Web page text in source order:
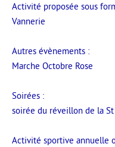
Activité proposée sous
Vannerie
Autres évènements :
Marche Octobre Rose
Soirées :
soirée du réveillon de la
Activité sportive annuelle